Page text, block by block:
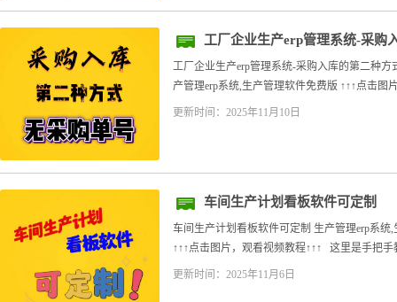
工厂企业生产erp管理系统-采购
工厂企业生产erp管理系统-采购入库的第二种
产管理erp系统,生产管理软件免费版 ↑↑↑点击图
更新时间：2025年11月10日
车间生产计划看板软件可定制
车间生产计划看板软件可定制 生产管理erp系统
↑↑↑点击图片，观看视频教程↑↑↑ 这里是手把
更新时间：2025年11月6日